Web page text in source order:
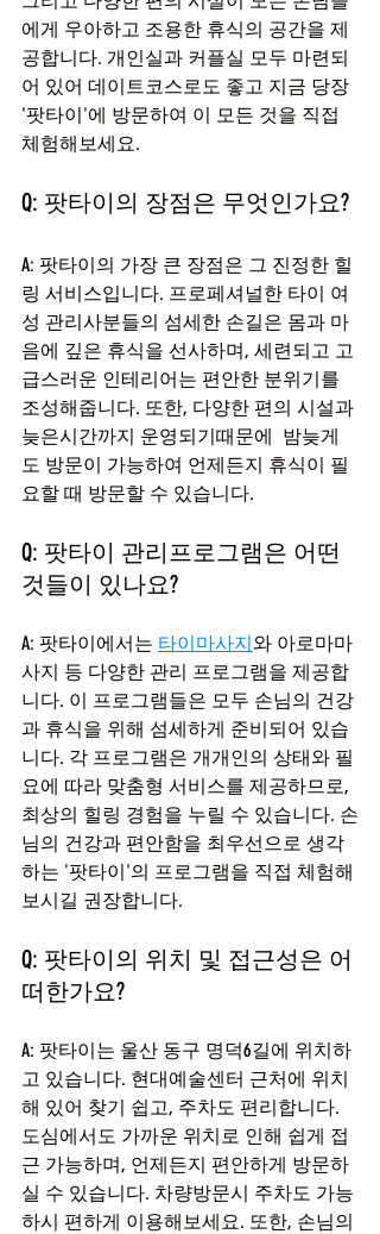
에게 우아하고 조용한 휴식의 공간을 제
공합니다. 개인실과 커플실 모두 마련되
어 있어 데이트코스로도 좋고 지금 당장
'팟타이'에 방문하여 이 모든 것을 직접
체험해보세요.
Q: 팟타이의 장점은 무엇인가요?
A: 팟타이의 가장 큰 장점은 그 진정한 힐
링 서비스입니다. 프로페셔널한 타이 여
성 관리사분들의 섬세한 손길은 몸과 마
음에 깊은 휴식을 선사하며, 세련되고 고
급스러운 인테리어는 편안한 분위기를
조성해줍니다. 또한, 다양한 편의 시설과
늦은시간까지 운영되기때문에  밤늦게
도 방문이 가능하여 언제든지 휴식이 필
요할 때 방문할 수 있습니다.
Q: 팟타이 관리프로그램은 어떤
것들이 있나요?
A: 팟타이에서는 타이마사지와 아로마마
사지 등 다양한 관리 프로그램을 제공합
니다. 이 프로그램들은 모두 손님의 건강
과 휴식을 위해 섬세하게 준비되어 있습
니다. 각 프로그램은 개개인의 상태와 필
요에 따라 맞춤형 서비스를 제공하므로,
최상의 힐링 경험을 누릴 수 있습니다. 손
님의 건강과 편안함을 최우선으로 생각
하는 '팟타이'의 프로그램을 직접 체험해
보시길 권장합니다.
Q: 팟타이의 위치 및 접근성은 어
떠한가요?
A: 팟타이는 울산 동구 명덕6길에 위치하
고 있습니다. 현대예술센터 근처에 위치
해 있어 찾기 쉽고, 주차도 편리합니다.
도심에서도 가까운 위치로 인해 쉽게 접
근 가능하며, 언제든지 편안하게 방문하
실 수 있습니다. 차량방문시 주차도 가능
하시 편하게 이용해보세요. 또한, 손님의